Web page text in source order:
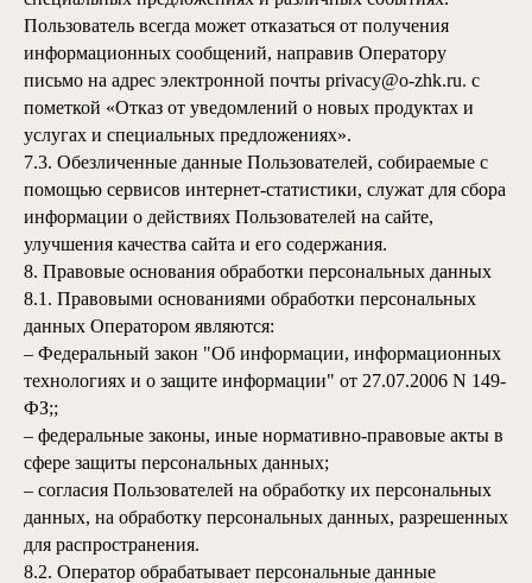
Пользователь всегда может отказаться от получения
информационных сообщений, направив Оператору
письмо на адрес электронной почты privacy@o-zhk.ru. с
пометкой «Отказ от уведомлений о новых продуктах и
услугах и специальных предложениях».
7.3. Обезличенные данные Пользователей, собираемые с
помощью сервисов интернет-статистики, служат для сбора
информации о действиях Пользователей на сайте,
улучшения качества сайта и его содержания.
8. Правовые основания обработки персональных данных
8.1. Правовыми основаниями обработки персональных
данных Оператором являются:
– Федеральный закон "Об информации, информационных
технологиях и о защите информации" от 27.07.2006 N 149-
ФЗ;;
– федеральные законы, иные нормативно-правовые акты в
сфере защиты персональных данных;
– согласия Пользователей на обработку их персональных
данных, на обработку персональных данных, разрешенных
для распространения.
8.2. Оператор обрабатывает персональные данные